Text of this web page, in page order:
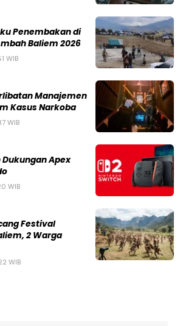
Penembakan di
Baliem 2026
WIB
Manajemen
Kasus Narkoba
WIB
Apex
WIB
Festival
2 Warga
WIB